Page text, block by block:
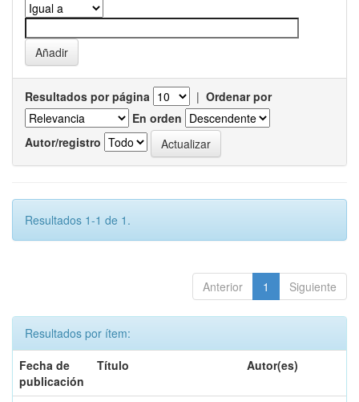
Resultados por página | Ordenar por
En orden
Autor/registro
Resultados 1-1 de 1.
Anterior 1 Siguiente
Resultados por ítem:
Fecha de
publicación
Título Autor(es)